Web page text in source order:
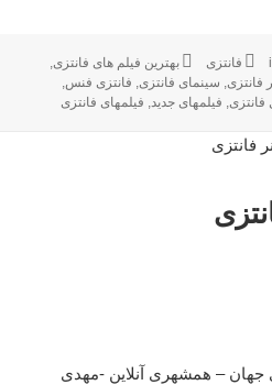
دسته‌ها
فانتزی برچسب‌ها
بهترین فیلم های فانتزی,
فانتزی, سینمای فانتزی, فانتزی فنس,
فانتزی, فیلمهای جدید, فیلمهای فانتزی
جهان – همشهری آنلاین -مهدی